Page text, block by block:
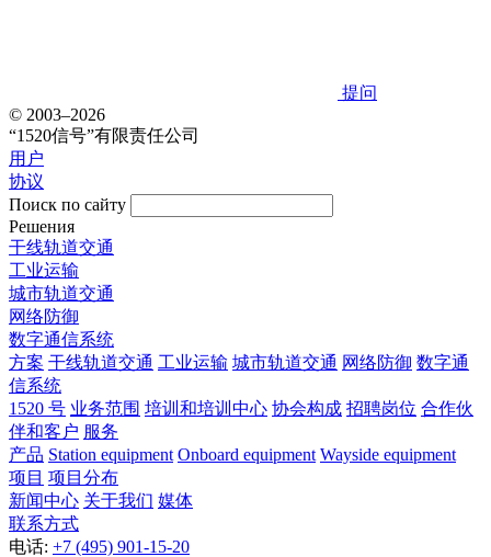
提问
© 2003–2026
“1520信号”有限责任公司
用户
协议
Поиск по сайту
Решения
干线轨道交通
工业运输
城市轨道交通
网络防御
数字通信系统
方案 干线轨道交通 工业运输 城市轨道交通 网络防御 数字通
信系统
1520 号 业务范围 培训和培训中心 协会构成 招聘岗位 合作伙
伴和客户 服务
产品 Station equipment Onboard equipment Wayside equipment
项目 项目分布
新闻中心 关于我们 媒体
联系方式
电话: +7 (495) 901-15-20